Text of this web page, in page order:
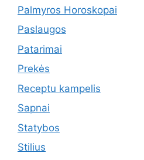
Palmyros Horoskopai
Paslaugos
Patarimai
Prekės
Receptu kampelis
Sapnai
Statybos
Stilius